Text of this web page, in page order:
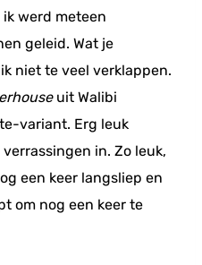
ik werd meteen
geleid. Wat je
niet te veel verklappen.
uit Walibi
variant. Erg leuk
in. Zo leuk,
een keer langsliep en
om nog een keer te